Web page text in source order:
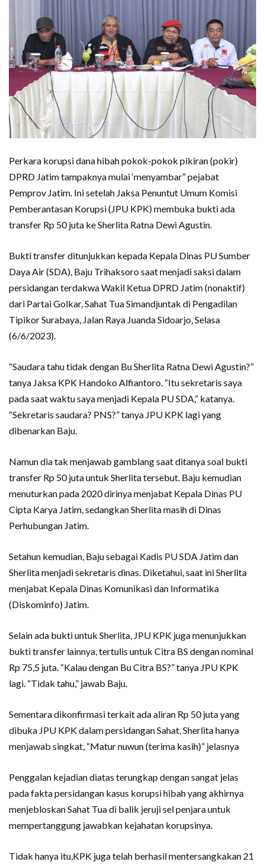
Perkara korupsi dana hibah pokok-pokok pikiran (pokir)
DPRD Jatim tampaknya mulai ‘menyambar” pejabat
Pemprov Jatim. Ini setelah Jaksa Penuntut Umum Komisi
Pemberantasan Korupsi (JPU KPK) membuka bukti ada
transfer Rp 50 juta ke Sherlita Ratna Dewi Agustin.
Bukti transfer ditunjukkan kepada Kepala Dinas PU Sumber
Daya Air (SDA), Baju Trihaksoro saat menjadi saksi dalam
persidangan terdakwa Wakil Ketua DPRD Jatim (nonaktif)
dari Partai Golkar, Sahat Tua Simandjuntak di Pengadilan
Tipikor Surabaya, Jalan Raya Juanda Sidoarjo, Selasa
(6/6/2023).
“Saudara tahu tidak dengan Bu Sherlita Ratna Dewi Agustin?”
tanya Jaksa KPK Handoko Alfiantoro. “Itu sekretaris saya
pada saat waktu saya menjadi Kepala PU SDA,” katanya.
“Sekretaris saudara? PNS?” tanya JPU KPK lagi yang
dibenarkan Baju.
Namun dia tak menjawab gamblang saat ditanya soal bukti
transfer Rp 50 juta untuk Sherlita tersebut. Baju kemudian
menuturkan pada 2020 dirinya menjabat Kepala Dinas PU
Cipta Karya Jatim, sedangkan Sherlita masih di Dinas
Perhubungan Jatim.
Setahun kemudian, Baju sebagai Kadis PU SDA Jatim dan
Sherlita menjadi sekretaris dinas. Diketahui, saat ini Sherlita
menjabat Kepala Dinas Komunikasi dan Informatika
(Diskominfo) Jatim.
Selain ada bukti untuk Sherlita, JPU KPK juga menunjukkan
bukti transfer lainnya, tertulis untuk Citra BS dengan nominal
Rp 75,5 juta. “Kalau dengan Bu Citra BS?” tanya JPU KPK
lagi. “Tidak tahu,” jawab Baju.
Sementara dikonfirmasi terkait ada aliran Rp 50 juta yang
dibuka JPU KPK dalam persidangan Sahat, Sherlita hanya
menjawab singkat, “Matur nuwun (terima kasih)” jelasnya
Penggalan kejadian diatas terungkap dengan sangat jelas
pada fakta persidangan kasus korupsi hibah yang akhirnya
menjebloskan Sahat Tua di balik jeruji sel penjara untuk
mempertanggung jawabkan kejahatan korupsinya.
Tidak hanya itu,KPK juga telah berhasil mentersangkakan 21